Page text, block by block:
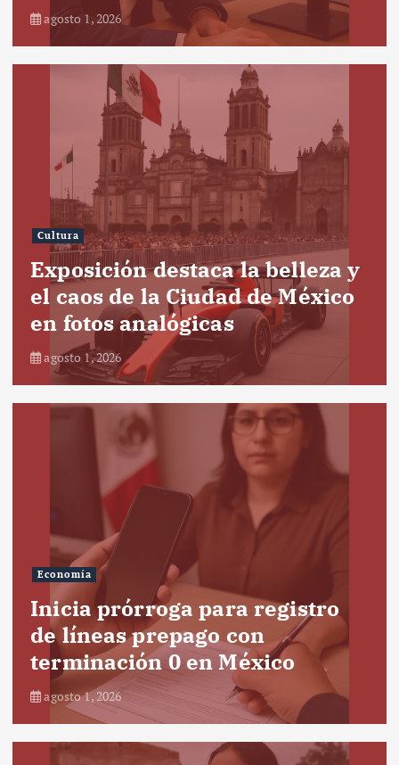
agosto 1, 2026
Cultura
Exposición destaca la belleza y
el caos de la Ciudad de México
en fotos analógicas
agosto 1, 2026
Economía
Inicia prórroga para registro
de líneas prepago con
terminación 0 en México
agosto 1, 2026